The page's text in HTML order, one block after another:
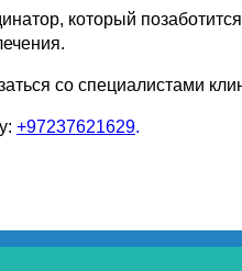
который
со специалистами
+97237621629.